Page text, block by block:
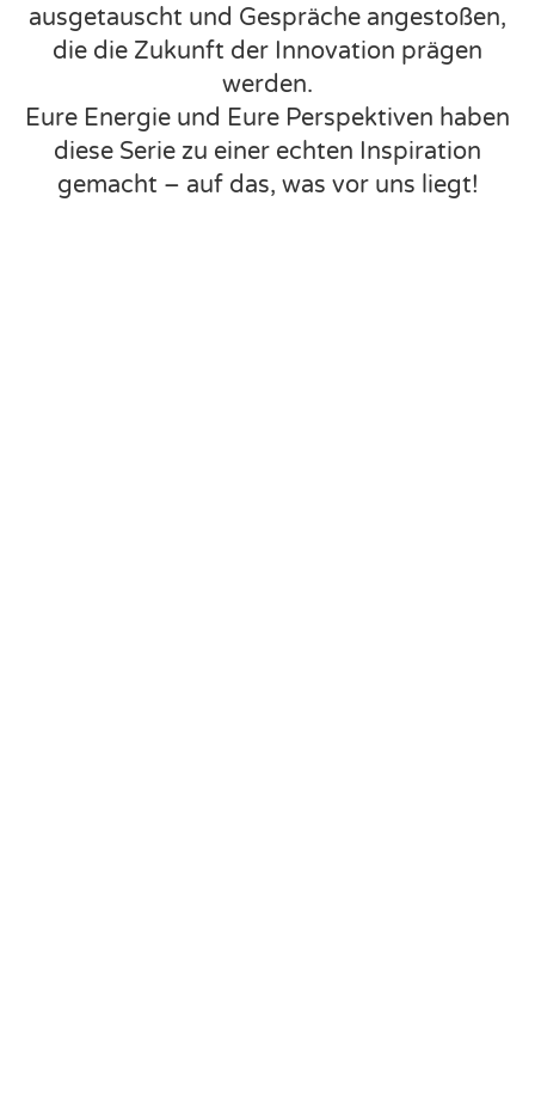
ausgetauscht und Gespräche angestoßen,
die die Zukunft der Innovation prägen
werden.
Eure Energie und Eure Perspektiven haben
diese Serie zu einer echten Inspiration
gemacht – auf das, was vor uns liegt!